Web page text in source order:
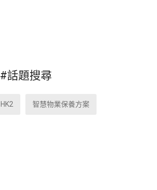
#話題搜尋
HK2 智慧物業保養方案